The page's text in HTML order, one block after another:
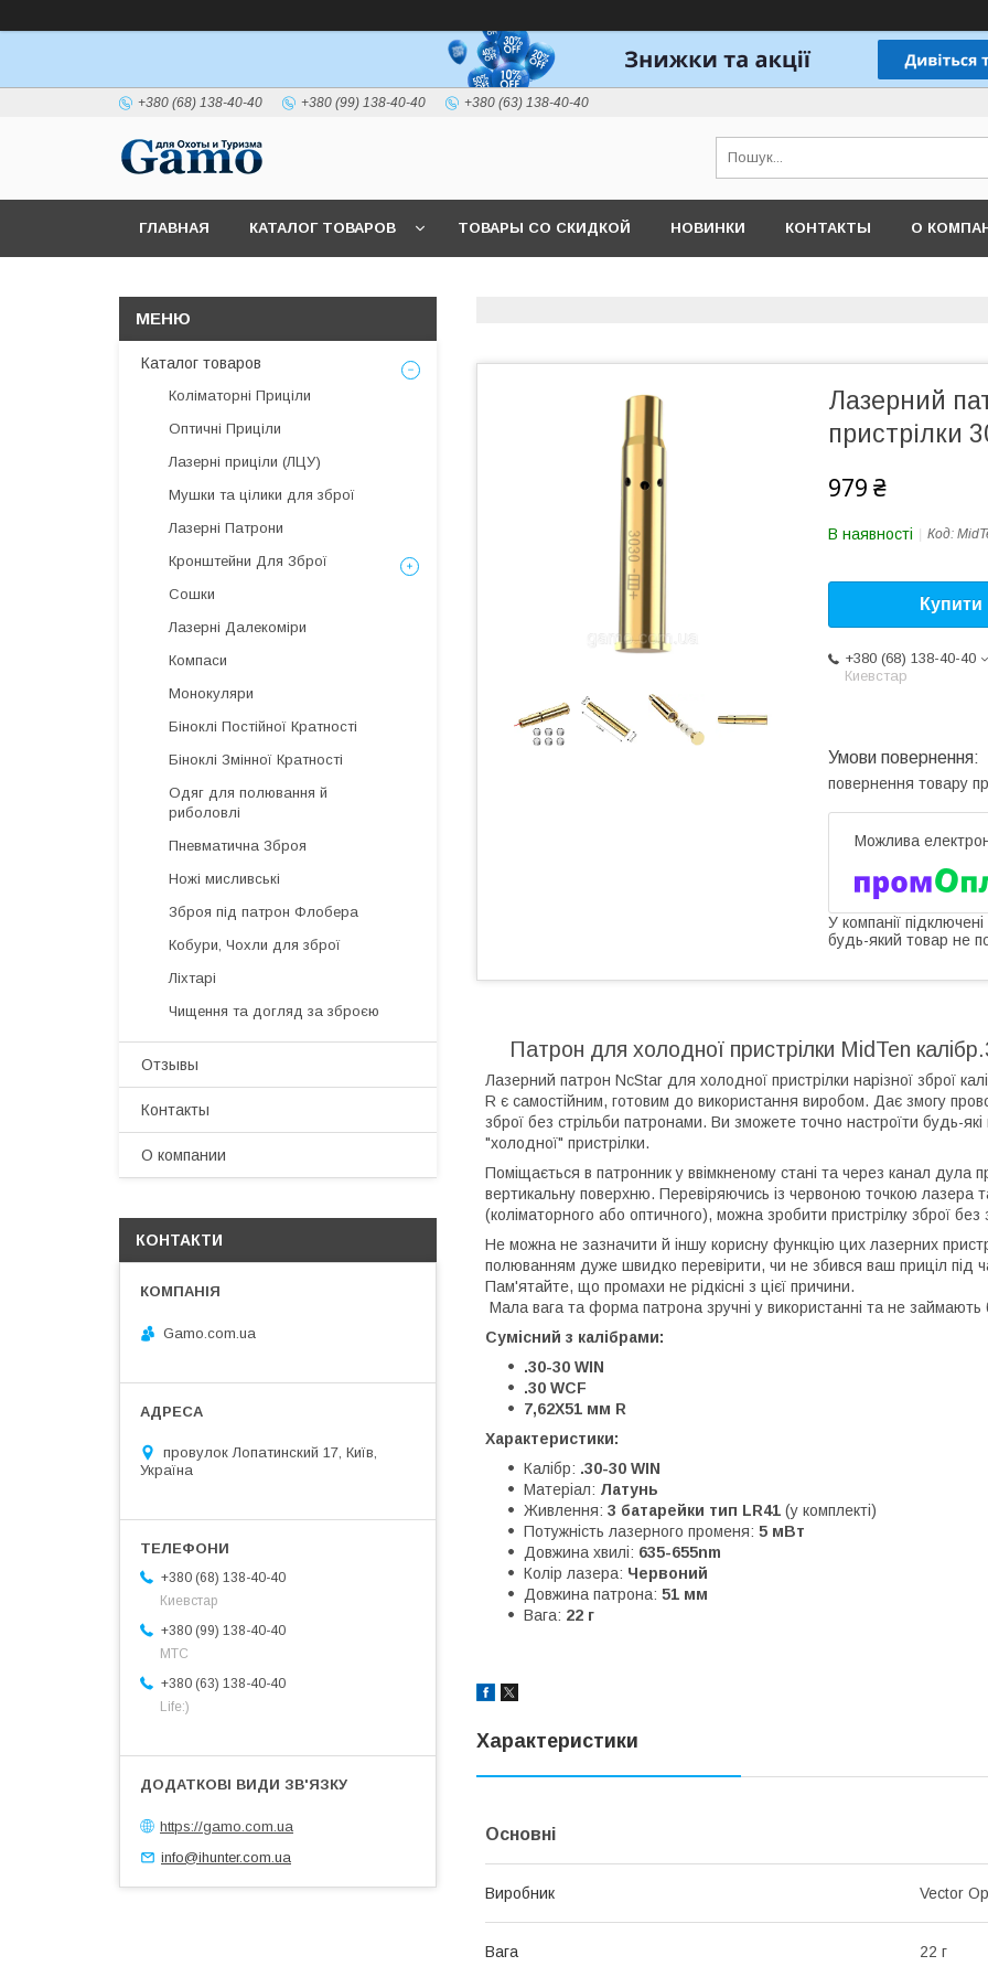
+380 (68) 138-40-40 +380 (99) 138-40-40 +380 (63) 138-40-40
ГЛАВНАЯ КАТАЛОГ ТОВАРОВ ТОВАРЫ СО СКИДКОЙ НОВИНКИ КОНТАКТЫ О
Лазерний
пристрілки
979 ₴
В наявності Код:
Купити
+380 (68) 138-40-40
Киевстар
повернення товару
У компанії
будь-який товар не
Патрон для холодної пристрілки MidTen
Лазерний патрон NcStar для холодної пристрілки нарізної зброї
R є самостійним, готовим до використання виробом. Дає змогу
зброї без стрільби патронами. Ви зможете точно настроїти будь-які
"холодної" пристрілки.
Поміщається в патронник у ввімкненому стані та через канал дула
вертикальну поверхню. Перевіряючись із червоною точкою лазера
(коліматорного або оптичного), можна зробити пристрілку зброї без
Не можна не зазначити й іншу корисну функцію цих лазерних
полюванням дуже швидко перевірити, чи не збився ваш приціл під
Пам'ятайте, що промахи не рідкісні з цієї причини.
Мала вага та форма патрона зручні у використанні та не займають
Сумісний з калібрами:
.30-30 WIN
.30 WCF
7,62X51 мм R
Характеристики:
Калібр: .30-30 WIN
Матеріал: Латунь
Живлення: 3 батарейки тип LR41 (у комплекті)
Потужність лазерного променя: 5 мВт
Довжина хвилі: 635-655nm
Колір лазера: Червоний
Довжина патрона: 51 мм
Вага: 22 г
Характеристики
Основні
Виробник Vector
Вага 22 г
Каталог товаров
Коліматорні Приціли
Оптичні Приціли
Лазерні приціли (ЛЦУ)
Мушки та цілики для зброї
Лазерні Патрони
Кронштейни Для Зброї
Сошки
Лазерні Далекоміри
Компаси
Монокуляри
Біноклі Постійної Кратності
Біноклі Змінної Кратності
Одяг для полювання й
риболовлі
Пневматична Зброя
Ножі мисливські
Зброя під патрон Флобера
Кобури, Чохли для зброї
Ліхтарі
Чищення та догляд за зброєю
Отзывы
Контакты
О компании
КОНТАКТИ
Gamo.com.ua
провулок Лопатинский 17, Київ,
Україна
+380 (68) 138-40-40
Киевстар
+380 (99) 138-40-40
МТС
+380 (63) 138-40-40
Life:)
https://gamo.com.ua
info@ihunter.com.ua